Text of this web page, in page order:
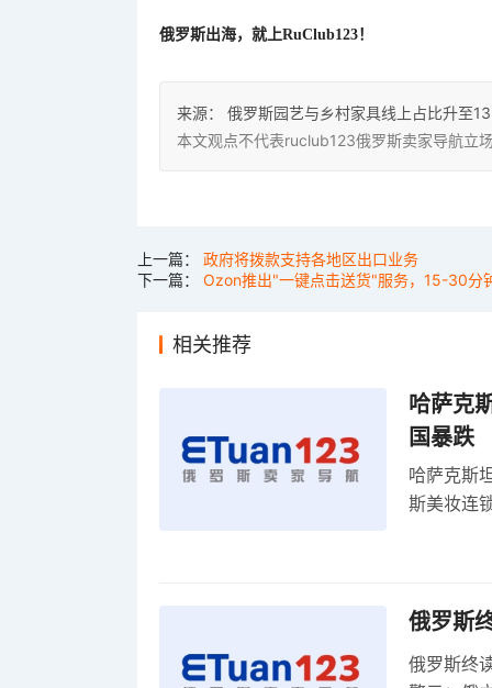
俄罗斯出海，就上RuClub123！
来源：
俄罗斯园艺与乡村家具线上占比升至
本文观点不代表ruclub123俄罗斯卖家导航立
上一篇： 政府将拨款支持各地区出口业务
下一篇： Ozon推出"一键点击送货"服务，15-30分
相关推荐
哈萨克
国暴跌
哈萨克斯
斯美妆连
俄罗斯
俄罗斯终